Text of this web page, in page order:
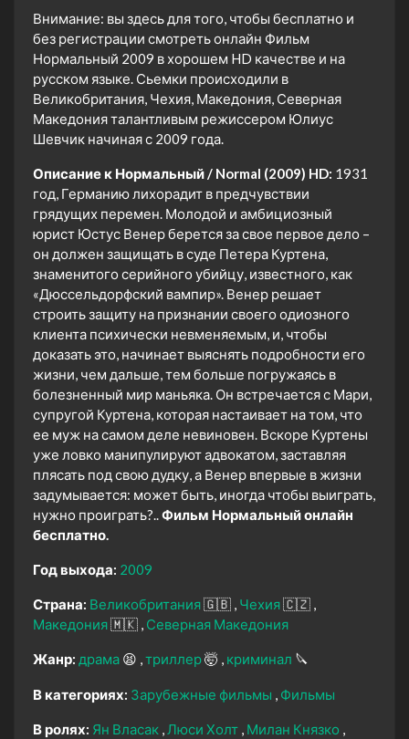
Внимание: вы здесь для того, чтобы бесплатно и
без регистрации смотреть онлайн Фильм
Нормальный 2009 в хорошем HD качестве и на
русском языке. Сьемки происходили в
Великобритания, Чехия, Македония, Северная
Македония талантливым режиссером Юлиус
Шевчик начиная с 2009 года.
Описание к Нормальный / Normal (2009) HD: 1931
год, Германию лихорадит в предчувствии
грядущих перемен. Молодой и амбициозный
юрист Юстус Венер берется за свое первое дело –
он должен защищать в суде Петера Куртена,
знаменитого серийного убийцу, известного, как
«Дюссельдорфский вампир». Венер решает
строить защиту на признании своего одиозного
клиента психически невменяемым, и, чтобы
доказать это, начинает выяснять подробности его
жизни, чем дальше, тем больше погружаясь в
болезненный мир маньяка. Он встречается с Мари,
супругой Куртена, которая настаивает на том, что
ее муж на самом деле невиновен. Вскоре Куртены
уже ловко манипулируют адвокатом, заставляя
плясать под свою дудку, а Венер впервые в жизни
задумывается: может быть, иногда чтобы выиграть,
нужно проиграть?..Фильм Нормальный онлайн
бесплатно.
Год выхода: 2009
Страна: Великобритания🇬🇧 Чехия🇨🇿
Македония🇲🇰 Северная Македония
Жанр: драма 😫 триллер🤯 криминал 🔪
В категориях: Зарубежные фильмы Фильмы
В ролях: Ян Власак Люси Холт Милан Князко